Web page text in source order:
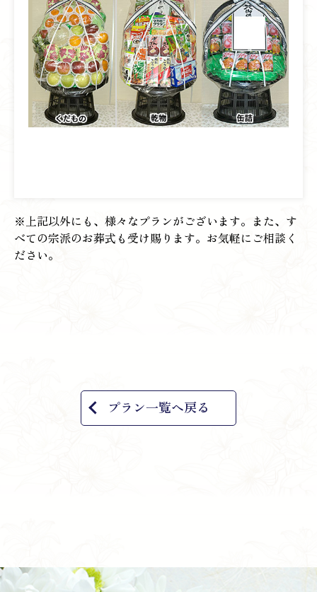
※上記以外にも、様々なプランがございます。また、す
べての宗派のお葬式も受け賜ります。お気軽にご相談く
ださい。
プラン一覧へ戻る